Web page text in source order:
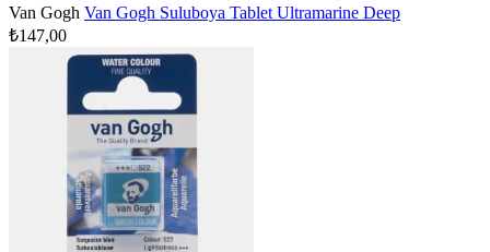
Van Gogh Van Gogh Suluboya Tablet Ultramarine Deep
₺147,00